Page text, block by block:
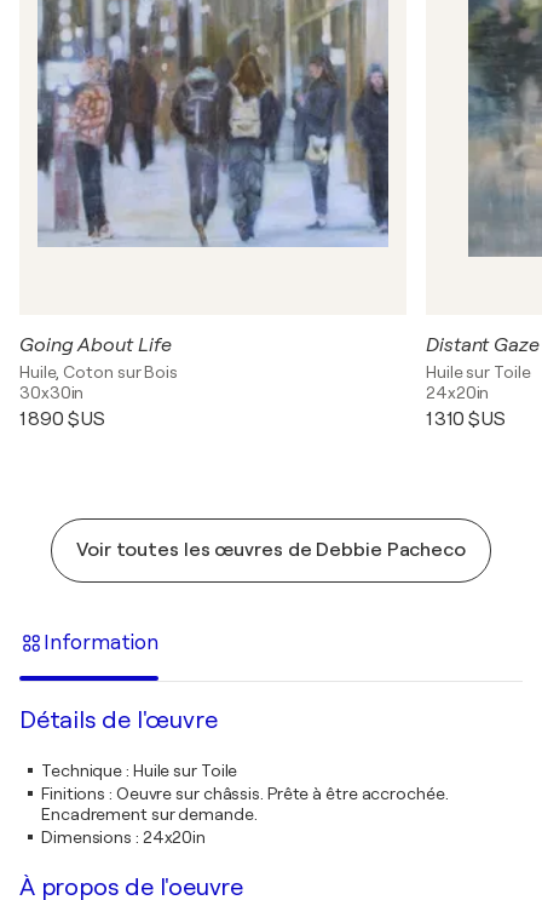
Going About Life
Huile, Coton sur Bois
30x30in
1 890 $US
Distant Gaze
Huile sur Toile
24x20in
1 310 $US
Voir toutes les œuvres de Debbie Pacheco
Information
Détails de l'œuvre
Technique: Huile sur Toile
Finitions : Oeuvre sur châssis. Prête à être accrochée.
Encadrement sur demande.
Dimensions : 24x20in
À propos de l'oeuvre